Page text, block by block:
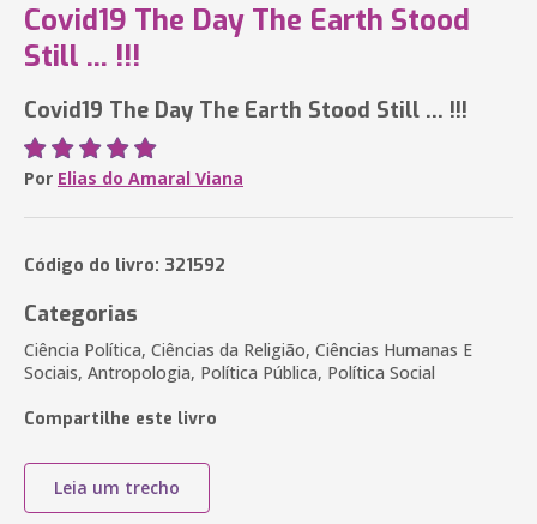
Covid19 The Day The Earth Stood
Still ... !!!
Covid19 The Day The Earth Stood Still ... !!!
Por Elias do Amaral Viana
Código do livro: 321592
Categorias
Ciência Política, Ciências da Religião, Ciências Humanas E
Sociais, Antropologia, Política Pública, Política Social
Compartilhe este livro
Leia um trecho